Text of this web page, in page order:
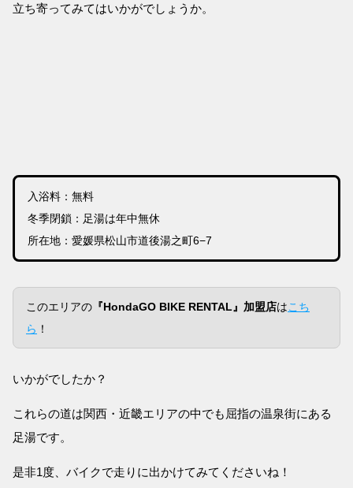
立ち寄ってみてはいかがでしょうか。
入浴料：無料
冬季閉鎖：足湯は年中無休
所在地：愛媛県松山市道後湯之町6−7
このエリアの 『HondaGO BIKE RENTAL』加盟店はこち
ら ！
いかがでしたか？
これらの道は関西・近畿エリアの中でも屈指の温泉街にある
足湯です。
是非1度、バイクで走りに出かけてみてくださいね！